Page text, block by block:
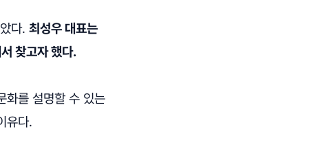
다. 최성우 대표는
찾고자 했다.
화를 설명할 수 있는
유다.